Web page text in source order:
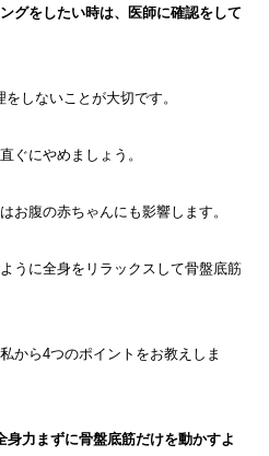
グをしたい時は、医師に確認をして
しないことが大切です。
ぐにやめましょう。
お腹の赤ちゃんにも影響します。
うに全身をリラックスして骨盤底筋
から4つのポイントをお教えしま
力まずに骨盤底筋だけを動かすよ